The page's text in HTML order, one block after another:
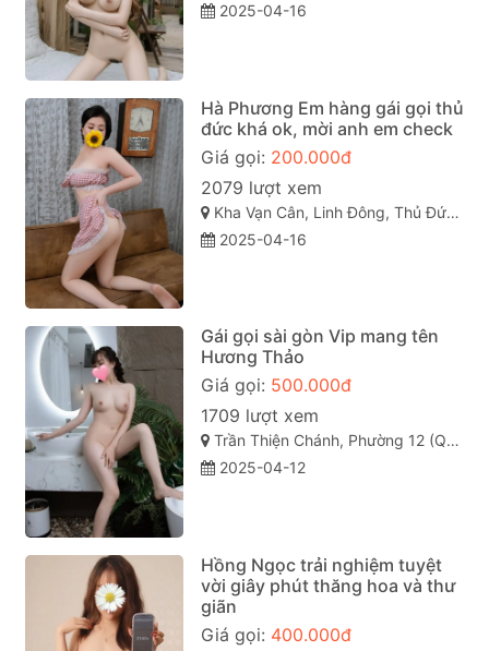
2025-04-16
Hà Phương Em hàng gái gọi thủ
đức khá ok, mời anh em check
Giá gọi: 200.000đ
2079 lượt xem
Kha Vạn Cân, Linh Đông, Thủ Đức, Hồ Chí Minh
2025-04-16
Gái gọi sài gòn Vip mang tên
Hương Thảo
Giá gọi: 500.000đ
1709 lượt xem
Trần Thiện Chánh, Phường 12 (Quận 10), Quận 10 sài gòn
2025-04-12
Hồng Ngọc trải nghiệm tuyệt
vời giây phút thăng hoa và thư
giãn
Giá gọi: 400.000đ